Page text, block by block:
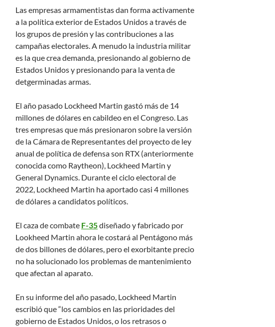
Las empresas armamentistas dan forma activamente
a la política exterior de Estados Unidos a través de
los grupos de presión y las contribuciones a las
campañas electorales. A menudo la industria militar
es la que crea demanda, presionando al gobierno de
Estados Unidos y presionando para la venta de
detgerminadas armas.
El año pasado Lockheed Martin gastó más de 14
millones de dólares en cabildeo en el Congreso. Las
tres empresas que más presionaron sobre la versión
de la Cámara de Representantes del proyecto de ley
anual de política de defensa son RTX (anteriormente
conocida como Raytheon), Lockheed Martin y
General Dynamics. Durante el ciclo electoral de
2022, Lockheed Martin ha aportado casi 4 millones
de dólares a candidatos políticos.
El caza de combate F-35diseñado y fabricado por
Lookheed Martin ahora le costará al Pentágono más
de dos billones de dólares, pero el exorbitante precio
no ha solucionado los problemas de mantenimiento
que afectan al aparato.
En su informe del año pasado, Lockheed Martin
escribió que “los cambios en las prioridades del
gobierno de Estados Unidos, o los retrasos o